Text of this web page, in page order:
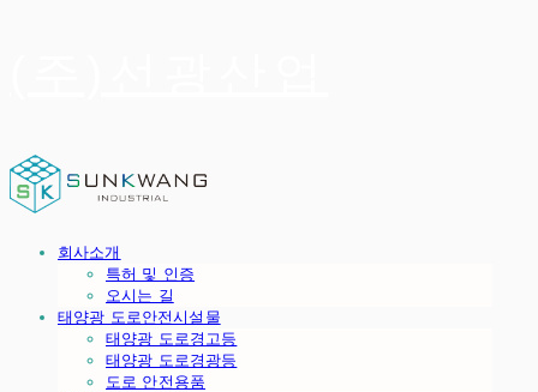
회사소개
특허 및 인증
오시는 길
태양광 도로안전시설물
태양광 도로경고등
태양광 도로경광등
도로 안전용품